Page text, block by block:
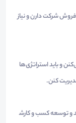
شرکت دارن و نیاز
و باید استراتژی‌ها
کنن.
و توسعه کسب و کارش